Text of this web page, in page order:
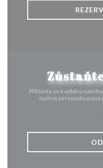
Přihlaste se k odběru
mailem personalizovaná